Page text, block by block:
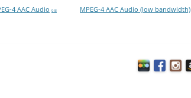
4 AAC Audio 0 B MPEG-4 AAC Audio (low bandwidth)